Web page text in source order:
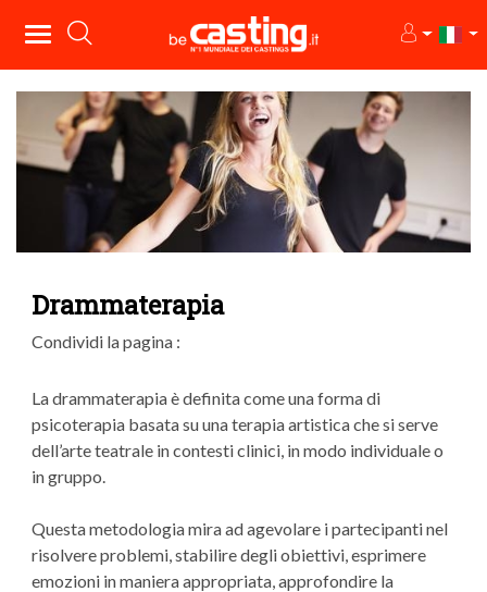
Drammaterapia
Condividi la pagina :
La drammaterapia è definita come una forma di
psicoterapia basata su una terapia artistica che si serve
dell’arte teatrale in contesti clinici, in modo individuale o
in gruppo.
Questa metodologia mira ad agevolare i partecipanti nel
risolvere problemi, stabilire degli obiettivi, esprimere
emozioni in maniera appropriata, approfondire la